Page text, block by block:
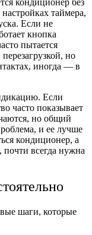
кондиционер без
таймера,
Если не
кнопка
пытается
но
иногда — в
Если
часто показывает
но общий
и ее лучше
кондиционер, а
всегда нужна
шаги, которые